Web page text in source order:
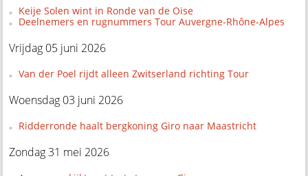
Keije Solen wint in Ronde van de Oise
Deelnemers en rugnummers Tour Auvergne-Rhône-Alpes
Vrijdag 05 juni 2026
Van der Poel rijdt alleen Zwitserland richting Tour
Woensdag 03 juni 2026
Ridderronde haalt bergkoning Giro naar Maastricht
Zondag 31 mei 2026